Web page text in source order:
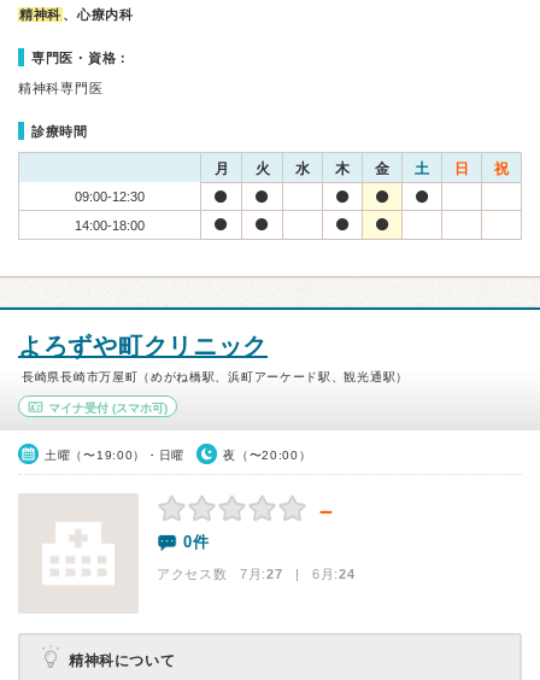
精神科 、心療内科
専門医・資格：
精神科専門医
診療時間
月 火 水 木 金 土 日 祝
09:00-12:30
14:00-18:00
よろずや町クリニック
長崎県長崎市万屋町（めがね橋駅、浜町アーケード駅、観光通駅）
マイナ受付 (スマホ可)
土曜（〜19:00）・日曜 夜（〜20:00）
－
0件
アクセス数 7月:27 | 6月:24
精神科について